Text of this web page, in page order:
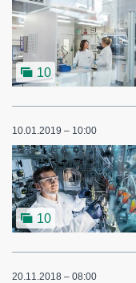
10
10.01.2019 – 10:00
10
20.11.2018 – 08:00